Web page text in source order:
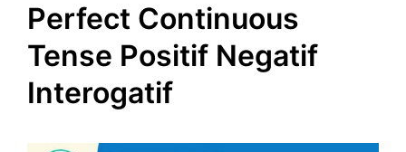
Perfect Continuous
Tense Positif Negatif
Interogatif